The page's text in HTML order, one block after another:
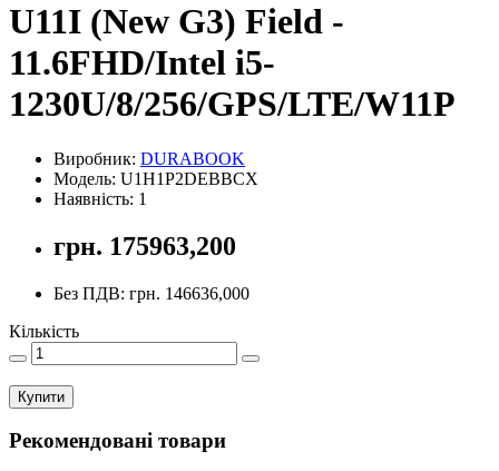
U11I (New G3) Field -
11.6FHD/Intel i5-
1230U/8/256/GPS/LTE/W11P
Виробник: DURABOOK
Модель: U1H1P2DEBBCX
Наявність: 1
грн. 175963,200
Без ПДВ: грн. 146636,000
Кількість
Купити
Рекомендовані товари